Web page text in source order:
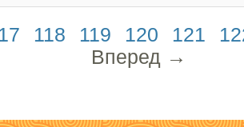
118 119 120 121
Вперед →